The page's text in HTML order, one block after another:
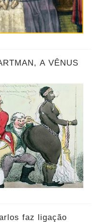
A VÊNUS
faz ligação